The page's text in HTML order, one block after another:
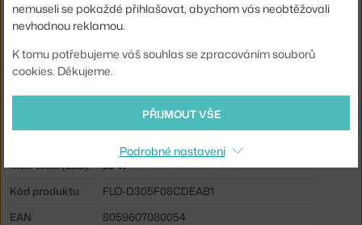
Příkon:
25 W
Stmívatelné:
ano
ano, vestavěný
Max Watt (LED):
25 W
Kód produktu
FLO-D305F08CDEAB1
EAN
8059607080054
nemuseli se pokaždé přihlašovat, abychom vás neobtěžovali
nevhodnou reklamou.
K tomu potřebujeme váš souhlas se zpracováním souborů
cookies. Děkujeme.
PŘIJMOUT VŠE
Podrobné nastavení